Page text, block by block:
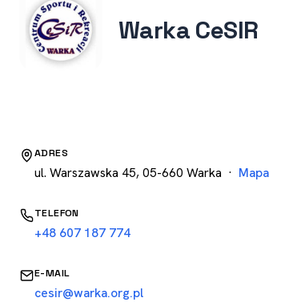
Warka CeSIR
ADRES
ul. Warszawska 45, 05-660 Warka · Mapa
TELEFON
+48 607 187 774
E-MAIL
cesir@warka.org.pl